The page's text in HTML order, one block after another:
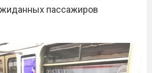
пассажиров